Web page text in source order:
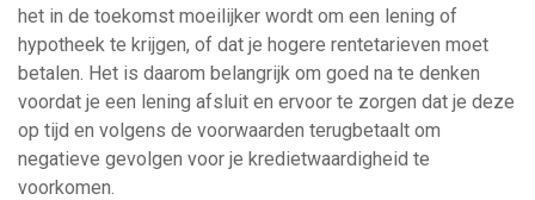
het in de toekomst moeilijker wordt om een lening of
hypotheek te krijgen, of dat je hogere rentetarieven moet
betalen. Het is daarom belangrijk om goed na te denken
voordat je een lening afsluit en ervoor te zorgen dat je deze
op tijd en volgens de voorwaarden terugbetaalt om
negatieve gevolgen voor je kredietwaardigheid te
voorkomen.